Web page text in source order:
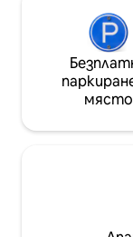
място